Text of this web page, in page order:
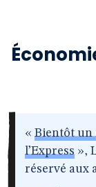
« Bientôt un
l’Express »,
réservé aux